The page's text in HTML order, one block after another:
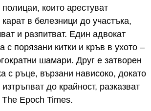
които арестуват
в белезници до участъка,
и разпитват. Един адвокат
с порязани китки и кръв в ухото –
шамари. Друг е затворен
с ръце, вързани нависоко, докато
до крайност, разказват
Epoch Times.